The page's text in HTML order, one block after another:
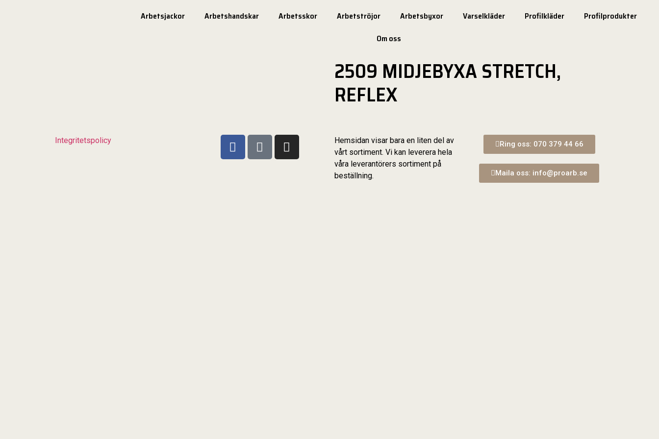
Arbetsjackor Arbetshandskar Arbetsskor Arbetströjor Arbetsbyxor Varselkläder Profilkläder
Profilprodukter
Om oss
2509 MIDJEBYXA STRETCH,
REFLEX
Integritetspolicy
Hemsidan visar bara en liten del av
vårt sortiment. Vi kan leverera hela
våra leverantörers sortiment på
beställning.
Ring oss: 070 379 44 66
Maila oss: info@proarb.se